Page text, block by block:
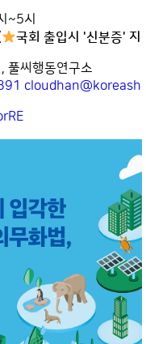
~5시
국회 출입시 '신분증' 지
풀씨행동연구소
cloudhan@koreash